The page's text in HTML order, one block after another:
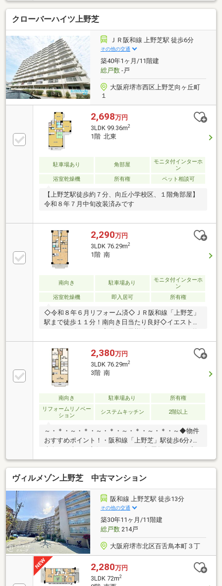
クローバーハイツ上野芝
ＪＲ阪和線 上野芝駅 徒歩6分
その他の交通
築40年1ヶ月/11階建
総戸数-戸
大阪府堺市西区上野芝向ヶ丘町
１
2,698万円
3LDK 99.36m2
1階 北東
駐車場あり 角部屋
モニタ付インターホ
ン
浴室乾燥機
所有権 ペット相談可
【上野芝駅徒歩約７分、向丘小学校区、１階角部屋】
令和８年７月中旬改装済みです
2,290万円
3LDK 76.29m2
1階 南
南向き 駐車場あり
モニタ付インターホ
ン
浴室乾燥機
即入居可 所有権
◇令和８年６月リフォーム済◇ＪＲ阪和線「上野芝」
駅まで徒歩１１分！南向き日当たり良好◇イエストア
件のご紹介ができます◇
2,380万円
3LDK 76.29m2
3階 南
南向き 駐車場あり
所有権
リフォームリノベー
ション
システムキッチン 2階以上
～・＊・～・＊・～・＊・～・＊・～・＊・～◆物件
おすすめポイント！・阪和線「上野芝」駅徒歩6分♪・
リフォーム箇所(2026年8月末完成予定)・キッチン、浴
室、トイレ、壁、床、全室≪周辺環境≫・向丘小学
校…徒歩22分・上野芝中学校…徒歩16分・セブンイレ
ブン堺東上野芝町2丁店…徒歩7分・万代上野芝店…徒歩
6分ハウスフリーダムは【東証スタンダード上場企
業】です。不動産購入や住宅ローンなど、お気軽にご
相談ください♪♪(ご来店の際は、店舗前に駐車場を完備
しております！)
ヴィルメゾン上野芝 中古マンション
阪和線 上野芝駅 徒歩13分
その他の交通
築30年11ヶ月/11階建
総戸数214戸
大阪府堺市北区百舌鳥本町３丁
2,280万円
3LDK 72m2